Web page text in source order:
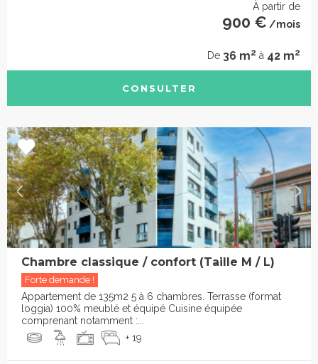
À partir de
900 € /mois
De 36 m2 à 42 m2
CONSULTER
Chambre classique / confort (Taille M / L)
Forte demande !
Appartement de 135m2 5 à 6 chambres. Terrasse (format
loggia) 100% meublé et équipé Cuisine équipée
comprenant notamment :...
+ 19